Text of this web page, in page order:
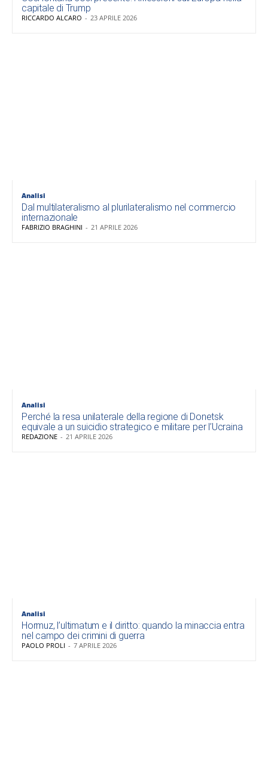
capitale di Trump
RICCARDO ALCARO - 23 APRILE 2026
Analisi
Dal multilateralismo al plurilateralismo nel commercio
internazionale
FABRIZIO BRAGHINI - 21 APRILE 2026
Analisi
Perché la resa unilaterale della regione di Donetsk
equivale a un suicidio strategico e militare per l’Ucraina
REDAZIONE - 21 APRILE 2026
Analisi
Hormuz, l’ultimatum e il diritto: quando la minaccia entra
nel campo dei crimini di guerra
PAOLO PROLI - 7 APRILE 2026